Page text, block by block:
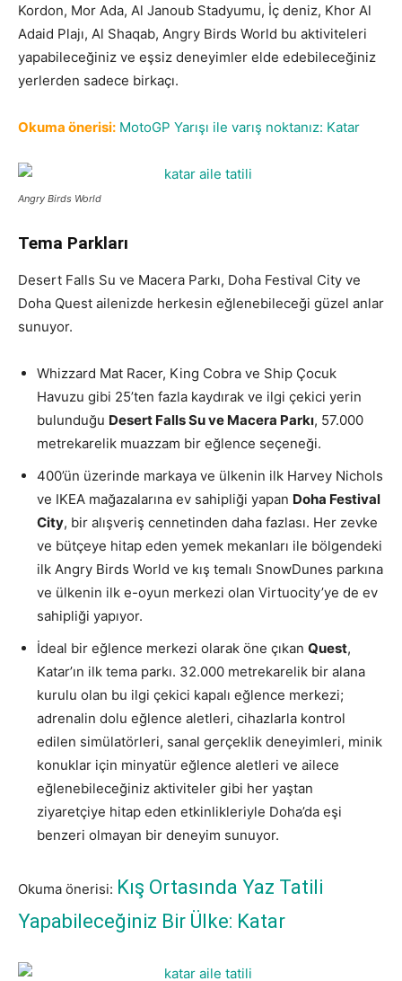
Kordon, Mor Ada, Al Janoub Stadyumu, İç deniz, Khor Al
Adaid Plajı, Al Shaqab, Angry Birds World bu aktiviteleri
yapabileceğiniz ve eşsiz deneyimler elde edebileceğiniz
yerlerden sadece birkaçı.
Okuma önerisi: MotoGP Yarışı ile varış noktanız: Katar
Angry Birds World
Tema Parkları
Desert Falls Su ve Macera Parkı, Doha Festival City ve
Doha Quest ailenizde herkesin eğlenebileceği güzel anlar
sunuyor.
Whizzard Mat Racer, King Cobra ve Ship Çocuk
Havuzu gibi 25’ten fazla kaydırak ve ilgi çekici yerin
bulunduğu Desert Falls Su ve Macera Parkı, 57.000
metrekarelik muazzam bir eğlence seçeneği.
400’ün üzerinde markaya ve ülkenin ilk Harvey Nichols
ve IKEA mağazalarına ev sahipliği yapan Doha Festival
City, bir alışveriş cennetinden daha fazlası. Her zevke
ve bütçeye hitap eden yemek mekanları ile bölgendeki
ilk Angry Birds World ve kış temalı SnowDunes parkına
ve ülkenin ilk e-oyun merkezi olan Virtuocity’ye de ev
sahipliği yapıyor.
İdeal bir eğlence merkezi olarak öne çıkan Quest,
Katar’ın ilk tema parkı. 32.000 metrekarelik bir alana
kurulu olan bu ilgi çekici kapalı eğlence merkezi;
adrenalin dolu eğlence aletleri, cihazlarla kontrol
edilen simülatörleri, sanal gerçeklik deneyimleri, minik
konuklar için minyatür eğlence aletleri ve ailece
eğlenebileceğiniz aktiviteler gibi her yaştan
ziyaretçiye hitap eden etkinlikleriyle Doha’da eşi
benzeri olmayan bir deneyim sunuyor.
Okuma önerisi: Kış Ortasında Yaz Tatili
Yapabileceğiniz Bir Ülke: Katar